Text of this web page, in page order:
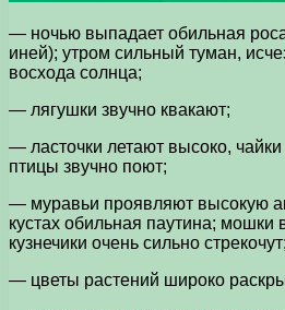
— ночью выпадает обильная
иней); утром сильный туман,
восхода солнца;
— лягушки звучно квакают;
— ласточки летают высоко,
птицы звучно поют;
— муравьи проявляют высокую
кустах обильная паутина; мошки
кузнечики очень сильно стрекочут;
— цветы растений широко